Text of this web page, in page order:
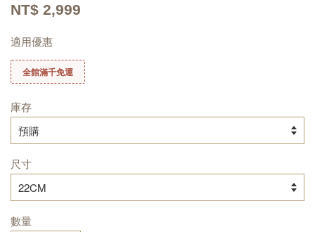
NT$ 2,999
適用優惠
全館滿千免運
庫存
尺寸
數量